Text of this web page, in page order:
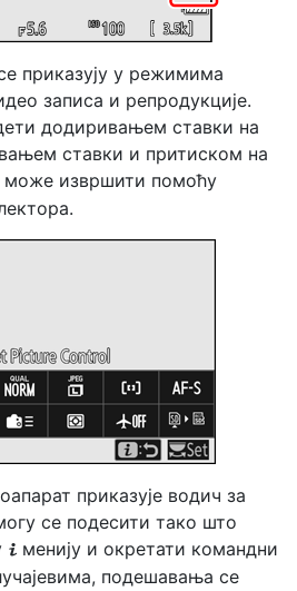
приказују у режимима
записа и репродукције.
додиривањем ставки на
ставки и притиском на
може извршити помоћу
приказује водич за
се подесити тако што
i менију и окретати командни
подешавања се